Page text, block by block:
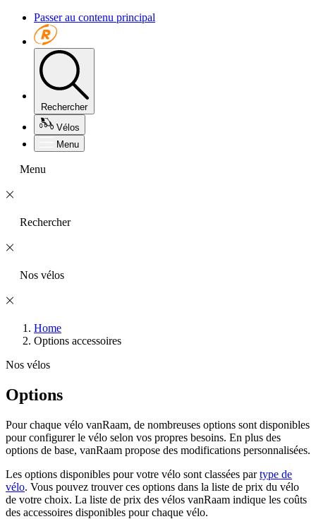
Passer au contenu principal
Rechercher
Vélos
Menu
Menu
Rechercher
Nos vélos
Home
Options accessoires
Nos vélos
Options
Pour chaque vélo vanRaam, de nombreuses options sont disponibles
pour configurer le vélo selon vos propres besoins. En plus des
options de base, vanRaam propose des modifications personnalisées.
Les options disponibles pour votre vélo sont classées partype de
vélo. Vous pouvez trouver ces options dans la liste de prix du vélo
de votre choix. La liste de prix des vélos vanRaam indique les coûts
des accessoires disponibles pour chaque vélo.